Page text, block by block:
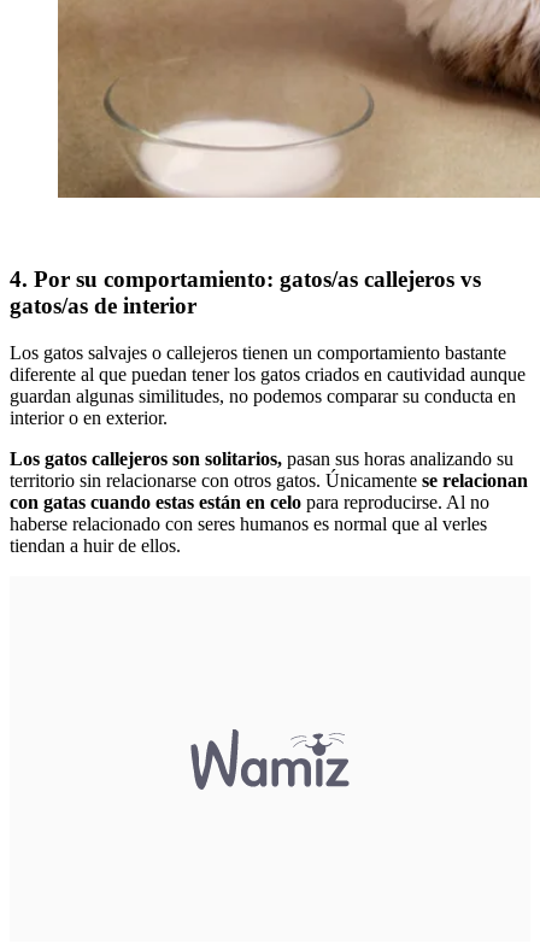
4. Por su comportamiento: gatos/as callejeros vs
gatos/as de interior
Los gatos salvajes o callejeros tienen un comportamiento bastante
diferente al que puedan tener los gatos criados en cautividad aunque
guardan algunas similitudes, no podemos comparar su conducta en
interior o en exterior.
Los gatos callejeros son solitarios, pasan sus horas analizando su
territorio sin relacionarse con otros gatos. Únicamente se relacionan
con gatas cuando estas están en celo para reproducirse. Al no
haberse relacionado con seres humanos es normal que al verles
tiendan a huir de ellos.